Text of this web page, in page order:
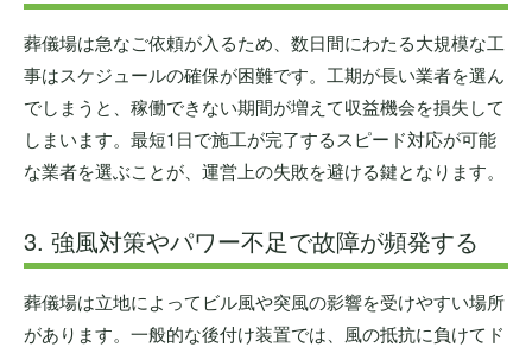
葬儀場は急なご依頼が入るため、数日間にわたる大規模な工
事はスケジュールの確保が困難です。工期が長い業者を選ん
でしまうと、稼働できない期間が増えて収益機会を損失して
しまいます。最短1日で施工が完了するスピード対応が可能
な業者を選ぶことが、運営上の失敗を避ける鍵となります。
3. 強風対策やパワー不足で故障が頻発する
葬儀場は立地によってビル風や突風の影響を受けやすい場所
があります。一般的な後付け装置では、風の抵抗に負けてド